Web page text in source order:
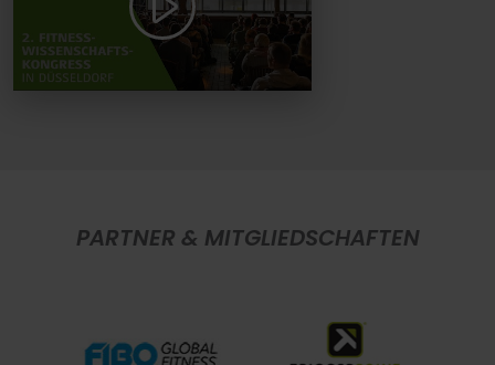
PARTNER & MITGLIEDSCHAFTEN